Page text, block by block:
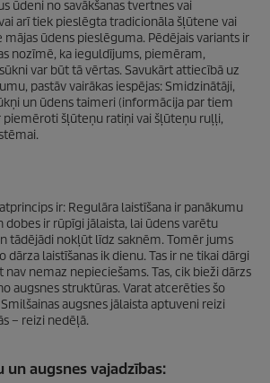
ūdeni no savākšanas tvertnes vai
arī tiek pieslēgta tradicionāla šļūtene vai
mājas ūdens pieslēguma. Pēdējais variants ir
nozīmē, ka ieguldījums, piemēram,
var būt tā vērtas. Savukārt attiecībā uz
pastāv vairākas iespējas: Smidzinātāji,
un ūdens taimeri (informācija par tiem
piemēroti šļūteņu ratiņi vai šļūteņu ruļļi,
ir: Regulāra laistīšana ir panākumu
dobes ir rūpīgi jālaista, lai ūdens varētu
tādējādi nokļūt līdz saknēm. Tomēr jums
dārza laistīšanas ik dienu. Tas ir ne tikai dārgi
nemaz nepieciešams. Tas, cik bieži dārzs
augsnes struktūras. Varat atcerēties šo
augsnes jālaista aptuveni reizi
– reizi nedēļā.
un augsnes vajadzības: